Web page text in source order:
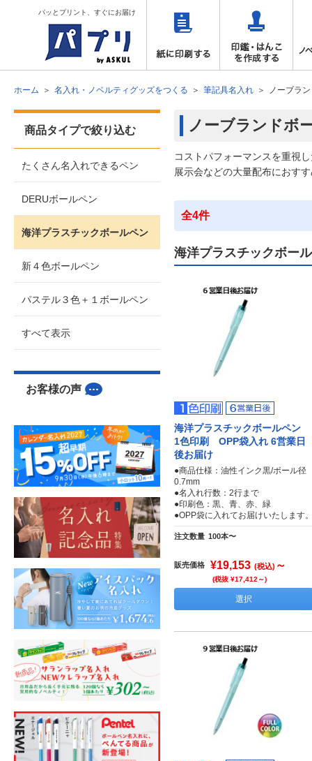
パッとプリント、すぐにお届け
ホーム 名入れ・ノベルティグッズをつくる 筆記具名入れ ノーブラ
ノーブランドボ
コストパフォーマンスを重視
展示会などの大量配布におす
全4件
海洋プラスチックボー
海洋プラスチックボールペン
1色印刷 OPP袋入れ 6営業日
後お届け
●商品仕様：油性インク黒/ボール径
0.7mm
●名入れ行数：2行まで
●印刷色：黒、青、赤、緑
●OPP袋に入れてお届けいたします
注文数量 100本〜
販売価格 ¥19,153 (税込) ～
(税抜 ¥17,412～)
選択
商品タイプで絞り込む
たくさん名入れできるペン
DERUボールペン
海洋プラスチックボールペン
新４色ボールペン
パステル３色＋１ボールペン
すべて表示
お客様の声